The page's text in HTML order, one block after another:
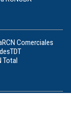
RCN Comerciales
TDT
Total